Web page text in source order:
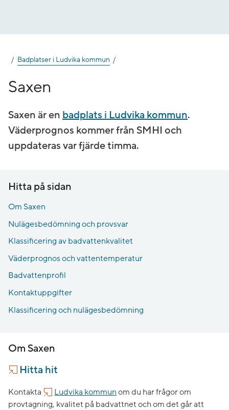
Badplatser i Ludvika kommun
Saxen
Saxen är en badplats i Ludvika kommun.
Väderprognos kommer från SMHI och
uppdateras var fjärde timma.
Hitta på sidan
Om Saxen
Nulägesbedömning och provsvar
Klassificering av badvattenkvalitet
Väderprognos och vattentemperatur
Badvattenprofil
Kontaktuppgifter
Klassificering och nulägesbedömning
Om Saxen
Hitta hit
Kontakta Ludvika kommun om du har frågor om
provtagning, kvalitet på badvattnet och om det går att